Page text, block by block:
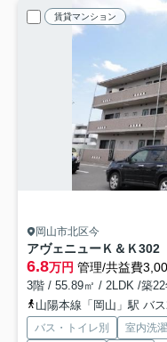
賃貸マンション
岡山市北区今
アヴェニューＫ＆Ｋ302
6.8万円 管理/共益費
3階 / 55.89㎡ / 2LDK /築
山陽本線「岡山」駅 バ
バス・トイレ別 室内洗